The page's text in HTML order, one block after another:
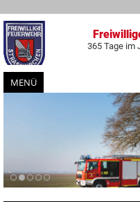
365 Tage im
MENÜ